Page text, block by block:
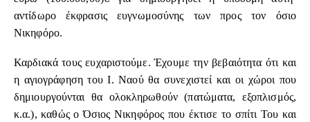
αντίδωρο έκφρασις ευγνωμοσύνης των προς τον όσιο
Νικηφόρο.
Καρδιακά τους ευχαριστούμε. Έχουμε την βεβαιότητα ότι και
η αγιογράφηση του Ι. Ναού θα συνεχιστεί και οι χώροι που
δημιουργούνται θα ολοκληρωθούν (πατώματα, εξοπλισμός,
κ.α.), καθώς ο Όσιος Νικηφόρος που έκτισε το σπίτι Του και